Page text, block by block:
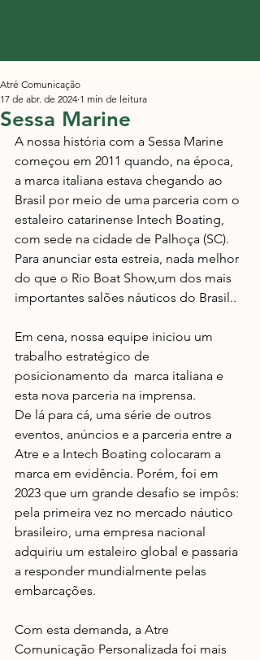
Sessa Marine
Atré Comunicação
17 de abr. de 2024 1 min de leitura
A nossa história com a Sessa Marine
começou em 2011 quando, na época,
a marca italiana estava chegando ao
Brasil por meio de uma parceria com o
estaleiro catarinense Intech Boating,
com sede na cidade de Palhoça (SC).
Para anunciar esta estreia, nada melhor
do que o Rio Boat Show,um dos mais
importantes salões náuticos do Brasil..
Em cena, nossa equipe iniciou um
trabalho estratégico de
posicionamento da  marca italiana e
esta nova parceria na imprensa.
De lá para cá, uma série de outros
eventos, anúncios e a parceria entre a
Atre e a Intech Boating colocaram a
marca em evidência. Porém, foi em
2023 que um grande desafio se impôs:
pela primeira vez no mercado náutico
brasileiro, uma empresa nacional
adquiriu um estaleiro global e passaria
a responder mundialmente pelas
embarcações.
Com esta demanda, a Atre
Comunicação Personalizada foi mais